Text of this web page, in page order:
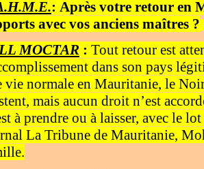
: Après votre retour en
avec vos anciens maîtres ?
MOCTAR : Tout retour est
dans son pays
vie normale en Mauritanie, le
mais aucun droit n’est
à prendre ou à laisser, avec le
La Tribune de Mauritanie,